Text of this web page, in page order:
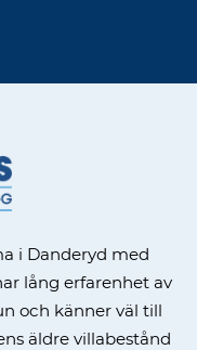
i Danderyd med
lång erfarenhet av
och känner väl till
äldre villabestånd